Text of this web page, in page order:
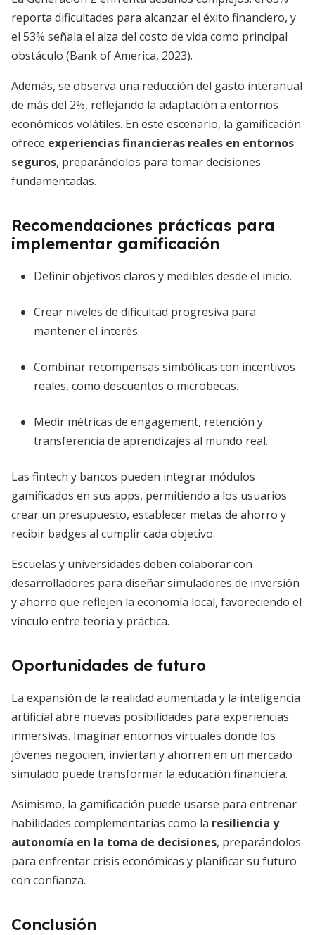
reporta dificultades para alcanzar el éxito financiero, y
el 53% señala el alza del costo de vida como principal
obstáculo (Bank of America, 2023).
Además, se observa una reducción del gasto interanual
de más del 2%, reflejando la adaptación a entornos
económicos volátiles. En este escenario, la gamificación
ofrece experiencias financieras reales en entornos
seguros, preparándolos para tomar decisiones
fundamentadas.
Recomendaciones prácticas para
implementar gamificación
Definir objetivos claros y medibles desde el inicio.
Crear niveles de dificultad progresiva para
mantener el interés.
Combinar recompensas simbólicas con incentivos
reales, como descuentos o microbecas.
Medir métricas de engagement, retención y
transferencia de aprendizajes al mundo real.
Las fintech y bancos pueden integrar módulos
gamificados en sus apps, permitiendo a los usuarios
crear un presupuesto, establecer metas de ahorro y
recibir badges al cumplir cada objetivo.
Escuelas y universidades deben colaborar con
desarrolladores para diseñar simuladores de inversión
y ahorro que reflejen la economía local, favoreciendo el
vínculo entre teoría y práctica.
Oportunidades de futuro
La expansión de la realidad aumentada y la inteligencia
artificial abre nuevas posibilidades para experiencias
inmersivas. Imaginar entornos virtuales donde los
jóvenes negocien, inviertan y ahorren en un mercado
simulado puede transformar la educación financiera.
Asimismo, la gamificación puede usarse para entrenar
habilidades complementarias como la resiliencia y
autonomía en la toma de decisiones, preparándolos
para enfrentar crisis económicas y planificar su futuro
con confianza.
Conclusión